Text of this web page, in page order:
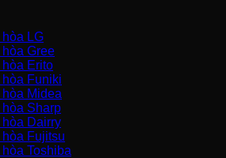
LG
Gree
Erito
Funiki
Midea
Sharp
Dairry
Fujitsu
Toshiba